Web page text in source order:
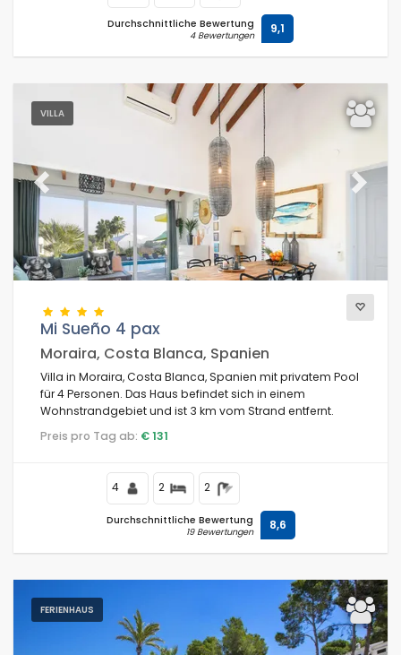
Durchschnittliche Bewertung
4 Bewertungen 9,1
VILLA
Previous Next
Mi Sueño 4 pax
Moraira, Costa Blanca, Spanien
Villa in Moraira, Costa Blanca, Spanien mit privatem Pool
für 4 Personen. Das Haus befindet sich in einem
Wohnstrandgebiet und ist 3 km vom Strand entfernt.
Preis pro Tag ab: € 131
4 2 2
Durchschnittliche Bewertung
19 Bewertungen 8,6
FERIENHAUS